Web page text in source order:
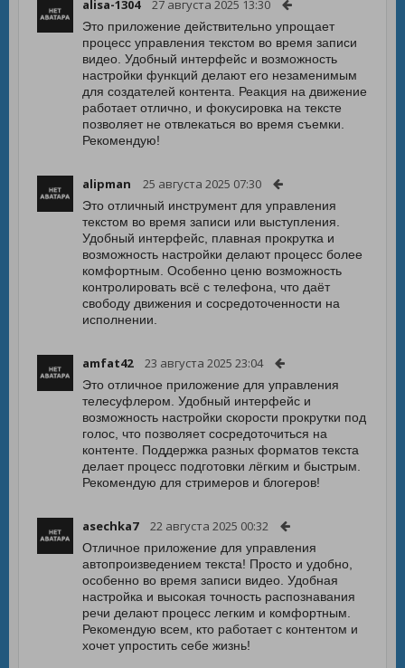
alisa-1304 27 августа 2025 13:30
Это приложение действительно упрощает
процесс управления текстом во время записи
видео. Удобный интерфейс и возможность
настройки функций делают его незаменимым
для создателей контента. Реакция на движение
работает отлично, и фокусировка на тексте
позволяет не отвлекаться во время съемки.
Рекомендую!
alipman 25 августа 2025 07:30
Это отличный инструмент для управления
текстом во время записи или выступления.
Удобный интерфейс, плавная прокрутка и
возможность настройки делают процесс более
комфортным. Особенно ценю возможность
контролировать всё с телефона, что даёт
свободу движения и сосредоточенности на
исполнении.
amfat42 23 августа 2025 23:04
Это отличное приложение для управления
телесуфлером. Удобный интерфейс и
возможность настройки скорости прокрутки под
голос, что позволяет сосредоточиться на
контенте. Поддержка разных форматов текста
делает процесс подготовки лёгким и быстрым.
Рекомендую для стримеров и блогеров!
asechka7 22 августа 2025 00:32
Отличное приложение для управления
автопроизведением текста! Просто и удобно,
особенно во время записи видео. Удобная
настройка и высокая точность распознавания
речи делают процесс легким и комфортным.
Рекомендую всем, кто работает с контентом и
хочет упростить себе жизнь!